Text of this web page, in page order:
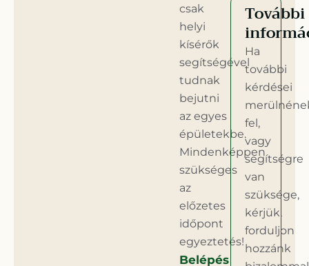
csak
helyi
kísérők
segítségével
tudnak
bejutni
az egyes
épületekbe.
Mindenképpen
szükséges
az
előzetes
időpont
egyeztetés!
Belépés
További
Ha
további
kérdései
fel,
vagy
segítségre
van
szüksége,
kérjük,
forduljon
hozzánk